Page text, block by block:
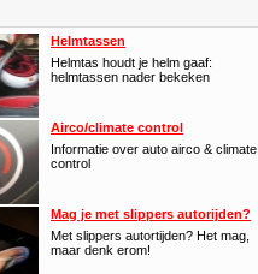
Helmtassen
Helmtas houdt je helm gaaf:
helmtassen nader bekeken
Airco/climate control
Informatie over auto airco & climate
control
Mag je met slippers autorijden?
Met slippers autortijden? Het mag,
maar denk erom!